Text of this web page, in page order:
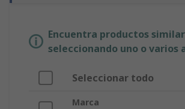
Encuentra productos
seleccionando uno o varios
Seleccionar todo
Marca